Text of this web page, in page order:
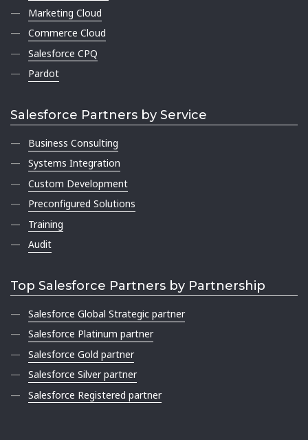
Marketing Cloud
Commerce Cloud
Salesforce CPQ
Pardot
Salesforce Partners by Service
Business Consulting
Systems Integration
Custom Development
Preconfigured Solutions
Training
Audit
Top Salesforce Partners by Partnership
Salesforce Global Strategic partner
Salesforce Platinum partner
Salesforce Gold partner
Salesforce Silver partner
Salesforce Registered partner